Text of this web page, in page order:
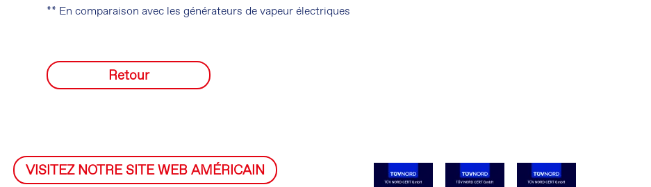
** En comparaison avec les générateurs de vapeur électriques
Retour
VISITEZ NOTRE SITE WEB AMÉRICAIN